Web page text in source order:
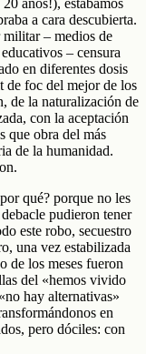
a cara descubierta.
– medios de
– censura
en diferentes dosis
de foc del mejor de los
de la naturalización de
con la aceptación
que obra del más
de la humanidad.
qué? porque no les
pudieron tener
este robo, secuestro
una vez estabilizada
de los meses fueron
del «hemos vivido
hay alternativas»
en
pero dóciles: con